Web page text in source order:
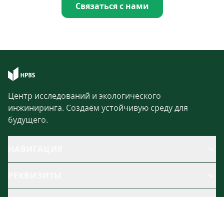
Связаться с нами
Центр исследований и экологического
инжиниринга. Создаём устойчивую среду для
будущего.